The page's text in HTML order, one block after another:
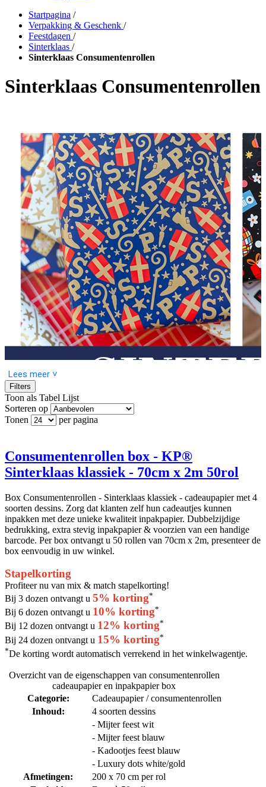
Startpagina /
Verpakking & Geschenk /
Feestdagen /
Sinterklaas /
Sinterklaas Consumentenrollen
Sinterklaas Consumentenrollen
Sinterklaas consumentenrollen
Ideaal om de klant thuis zelf aan de slag te laten gaan met mooi
Sinterklaas cadeaupapier.
✓ Stevig dubbelzijdig cadeaupapier
✓ Iedere rol is voorzien van een barcode
✓ De rollen worden geleverd in een handige afscheur-box
✓ Biedt de klant dezelfde kwaliteit inpakpapier voor thuis en
verhoog de doorloopsnelheid in de winkel
✓ Advies verkoopprijs per rol: € 1,99
Per box 50 rollen x 200 x 70cm voor maar:
Mix&Match korting
Bij 3 dozen ontvangt u5% korting*
Bij 6 dozen ontvangt u10% korting*
Bij 12 dozen ontvangt u12% korting*
Bij 24 dozen ontvangt u15% korting
De korting wordt automatisch verrekend in het winkelwagentje
aankoop en begin met combineren voor onmiddellijke besparingen!
Lees meer ˅
Filters
Toon als Tabel Lijst
Sorteren op
Tonen
per pagina
Consumentenrollen box - KP®
Sinterklaas klassiek - 70cm x 2m 50rol
Box Consumentenrollen - Sinterklaas klassiek - cadeaupapier met 4
soorten dessins. Zorg dat klanten zelf hun cadeautjes kunnen
inpakken met deze unieke kwaliteit inpakpapier. Dubbelzijdige
bedrukking, extra stevig inpakpapier & voorzien van een handige
barcode. Per box ontvangt u 50 rollen van 70cm x 2m, presenteer de
box eenvoudig in uw winkel.
Stapelkorting
Profiteer nu van mix & match stapelkorting!
Bij 3 dozen ontvangt u 5% korting*
Bij 6 dozen ontvangt u 10% korting*
Bij 12 dozen ontvangt u 12% korting*
Bij 24 dozen ontvangt u 15% korting*
*De korting wordt automatisch verrekend in het winkelwagentje.
Overzicht van de eigenschappen van consumentenrollen
cadeaupapier en inpakpapier box
Categorie:
Cadeaupapier / consumentenrollen
Inhoud:
4 soorten dessins
- Mijter feest wit
- Mijter feest blauw
- Kadootjes feest blauw
- Luxury dots white/gold
Afmetingen:
200 x 70 cm per rol